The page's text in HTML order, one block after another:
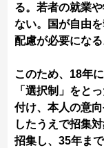
る。若者の就業
ない。国が自由
配慮が必要になる
このため、18年
「選択制」をと
付け、本人の意
したうえで招集
招集し、35年ま